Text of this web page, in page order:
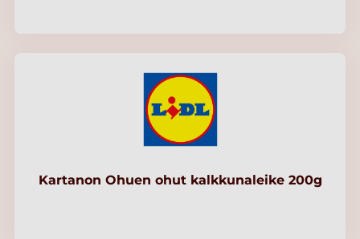
Kartanon Ohuen ohut kalkkunaleike 200g